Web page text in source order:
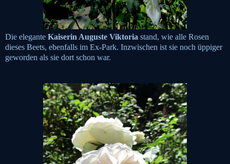
Die elegante Kaiserin Auguste Viktoria stand, wie alle Rosen
dieses Beets, ebenfalls im Ex-Park. Inzwischen ist sie noch üppiger
geworden als sie dort schon war.